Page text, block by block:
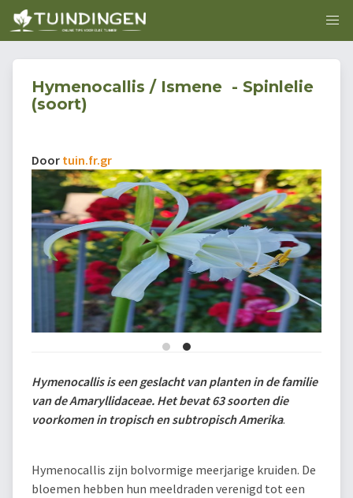
Hymenocallis / Ismene - Spinlelie
(soort)
Door tuin.fr.gr
Hymenocallis is een geslacht van planten in de familie
van de Amaryllidaceae. Het bevat 63 soorten die
voorkomen in tropisch en subtropisch Amerika.
Hymenocallis zijn bolvormige meerjarige kruiden. De
bloemen hebben hun meeldraden verenigd tot een